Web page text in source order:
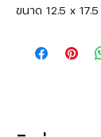
ขนาด 12.5 x